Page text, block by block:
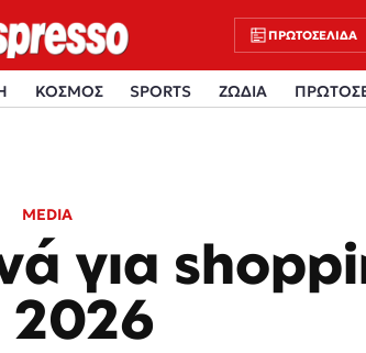
ΠΡΩΤΟΣΈΛΙΔΑ
ΚΟΣΜΟΣ SPORTS ΖΩΔΙΑ
MEDIA
για
2026